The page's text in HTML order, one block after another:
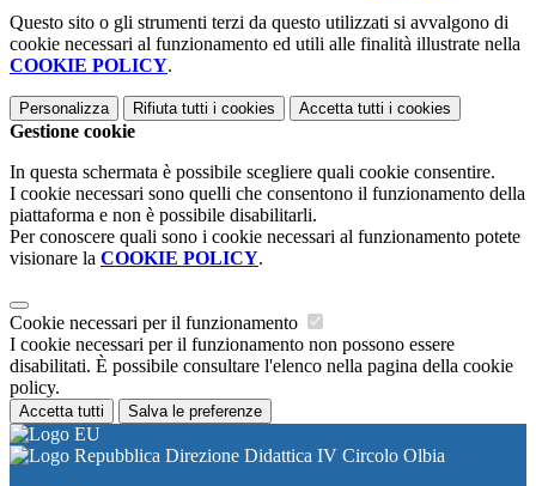
Questo sito o gli strumenti terzi da questo utilizzati si avvalgono di
cookie necessari al funzionamento ed utili alle finalità illustrate nella
COOKIE POLICY.
Personalizza Rifiuta tutti i cookies Accetta tutti i cookies
Gestione cookie
In questa schermata è possibile scegliere quali cookie consentire.
I cookie necessari sono quelli che consentono il funzionamento della
piattaforma e non è possibile disabilitarli.
Per conoscere quali sono i cookie necessari al funzionamento potete
visionare la COOKIE POLICY.
Cookie necessari per il funzionamento
I cookie necessari per il funzionamento non possono essere
disabilitati. È possibile consultare l'elenco nella pagina della cookie
policy.
Accetta tutti Salva le preferenze
Direzione Didattica IV Circolo Olbia